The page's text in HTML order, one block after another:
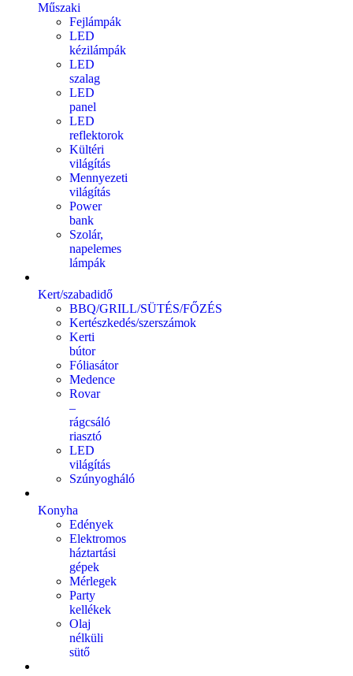
Műszaki
Fejlámpák
LED
kézilámpák
LED
szalag
LED
panel
LED
reflektorok
Kültéri
világítás
Mennyezeti
világítás
Power
bank
Szolár,
napelemes
lámpák
Kert/szabadidő
BBQ/GRILL/SÜTÉS/FŐZÉS
Kertészkedés/szerszámok
Kerti
bútor
Fóliasátor
Medence
Rovar
–
rágcsáló
riasztó
LED
világítás
Szúnyogháló
Konyha
Edények
Elektromos
háztartási
gépek
Mérlegek
Party
kellékek
Olaj
nélküli
sütő